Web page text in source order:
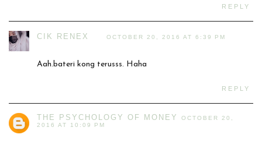
REPLY
CIK RENEX OCTOBER 20, 2016 AT 6:39 PM
Aah.bateri kong terusss. Haha
REPLY
THE PSYCHOLOGY OF MONEY
OCTOBER 20,
2016 AT 10:09 PM